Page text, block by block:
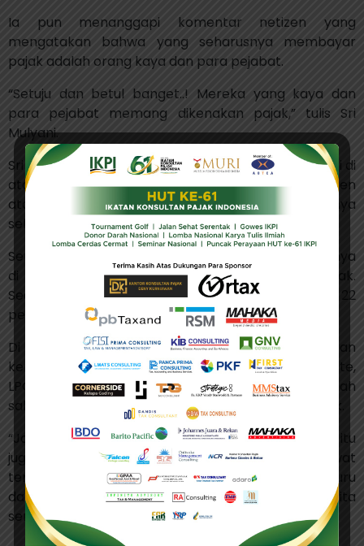
Ia pun menanggapi komentar netizen yang
mengatakan bahwa yang seharusnya membayar
pajak adalah orang kaya dan para pejabat.
“Setuju dan betul banget..! Mereka yang kaya dan
para pejabat memang dikenakan pajak,” tulis Sri
Mulyani.
Sri Mulyani pun menjelaskan orang kaya dengan gaji di
atas Rp5 miliar per tahun dikenakan pajak 35 persen
atau Rp1,75 miliar per tahun, naik dari sebelumnya
sebesar 30 persen.
Sementara itu, usaha kecil yang omzet penjualannya
di bawah Rp500 juta per tahun dibebaskan pajak.
Sedangkan perusahaan besar dikenakan pajak 22
persen.
Di sisi lain, Sri Mulyani menjelaskan uang pajak akan
kembali ke masyarakat melalui subsidi listrik, Pertalite,
LPG 3 kg. Kemudian biaya operasional sekolah, rumah
sakit, dan puskesmas juga menggunakan uang pajak.
“Jalan raya, kereta api, internet yang kamu nikmati, itu
juga dibangun dengan uang pajak anda. Pesawat
tempur, kapal selam, prajurit dan polisi hingga guru
dan dokter, itu dibayar dengan uang pajak kita
semua,” jelas Sri Mulyani. (bl)